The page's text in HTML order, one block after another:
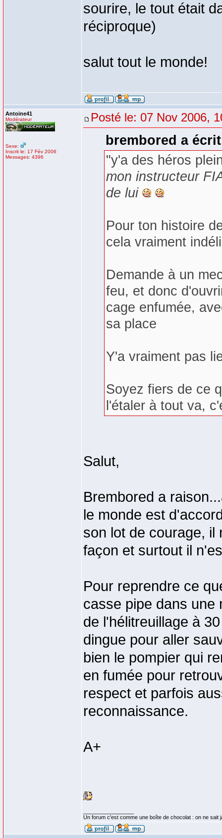
sourire, le tout était
réciproque)
salut tout le monde!
Antoine41
Modérateur
Sexe:
Inscrit le: 17 Fév 2006
Messages: 4396
Posté le: 07 Nov 2006,
brembored a
"y'a des héros
mon instructeur
de lui
Pour ton histoire
cela vraiment
Demande à un
feu, et donc
cage enfumée,
sa place
Y'a vraiment pas
Soyez fiers de ce
l'étaler à tout va,
Salut,
Brembored a
le monde est
son lot de courage, il
façon et surtout il
Pour reprendre ce
casse pipe dans une
de l'hélitreuillage à
dingue pour aller
bien le pompier qui
en fumée pour
respect et parfois
reconnaissance.
A+
Un forum c'est comme une boîte de chocolat : on ne sait